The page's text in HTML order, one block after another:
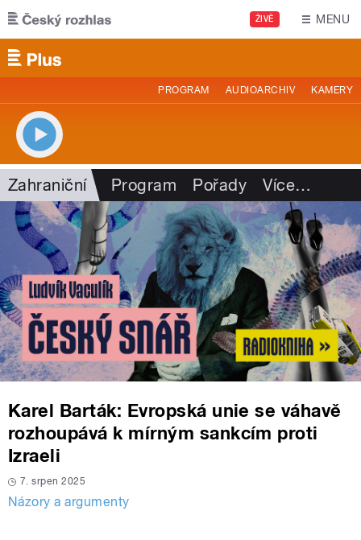
Přejít k hlavnímu obsahu
ŽIVĚ MENU
PROGRAM AUDIOARCHIV KAMERY
Zahraniční Program Pořady Více…
Karel Barták: Evropská unie se váhavě
rozhoupává k mírným sankcím proti
Izraeli
7. srpen 2025
Názory a argumenty